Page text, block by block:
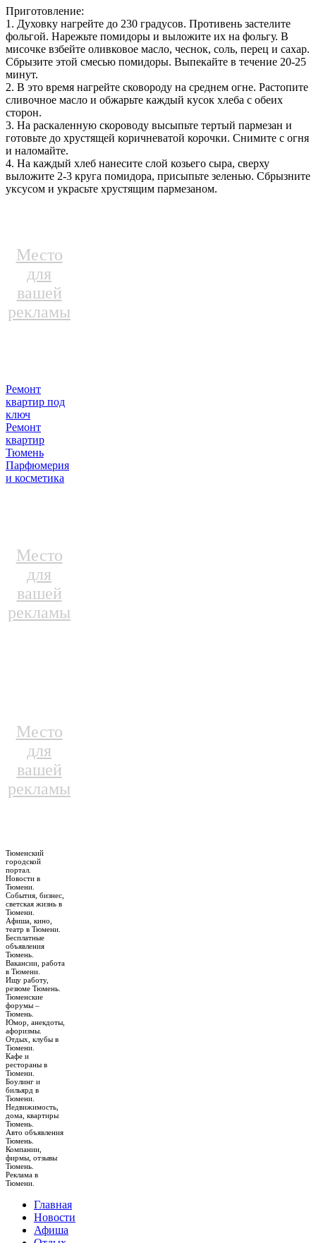
Приготовление:
1. Духовку нагрейте до 230 градусов. Противень застелите
фольгой. Нарежьте помидоры и выложите их на фольгу. В
мисочке взбейте оливковое масло, чеснок, соль, перец и сахар.
Сбрызите этой смесью помидоры. Выпекайте в течение 20-25
минут.
2. В это время нагрейте сковороду на среднем огне. Растопите
сливочное масло и обжарьте каждый кусок хлеба с обеих
сторон.
3. На раскаленную скороводу высыпьте тертый пармезан и
готовьте до хрустящей коричневатой корочки. Снимите с огня
и наломайте.
4. На каждый хлеб нанесите слой козьего сыра, сверху
выложите 2-3 круга помидора, присыпьте зеленью. Сбрызните
уксусом и украсьте хрустящим пармезаном.
Место
для
вашей
рекламы
Ремонт
квартир под
ключ
Ремонт
квартир
Тюмень
Парфюмерия
и косметика
Место
для
вашей
рекламы
Место
для
вашей
рекламы
Тюменский
городской
портал.
Новости в
Тюмени.
События, бизнес,
светская жизнь в
Тюмени.
Афиша, кино,
театр в Тюмени.
Бесплатные
объявления
Тюмень.
Вакансии, работа
в Тюмени.
Ищу работу,
резюме Тюмень.
Тюменские
форумы –
Тюмень.
Юмор, анекдоты,
афоризмы.
Отдых, клубы в
Тюмени.
Кафе и
рестораны в
Тюмени.
Боулинг и
бильярд в
Тюмени.
Недвижимость,
дома, квартиры
Тюмень.
Авто объявления
Тюмень.
Компании,
фирмы, отзывы
Тюмень.
Реклама в
Тюмени.
Главная
Новости
Афиша